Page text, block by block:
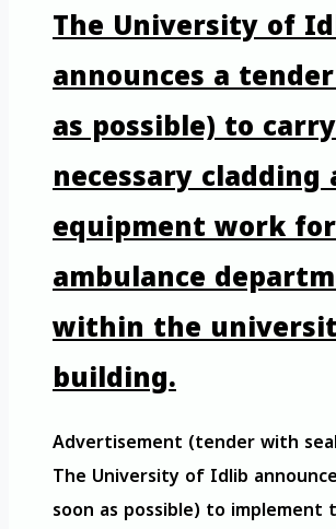
The University of
announces a
as possible) to
necessary cladding
equipment work
ambulance
within the
building.
Advertisement (tender with
The University of Idlib
soon as possible) to implement